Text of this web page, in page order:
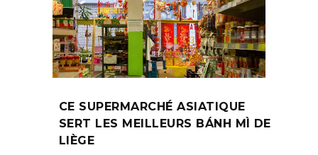
CE SUPERMARCHÉ ASIATIQUE
SERT LES MEILLEURS BÁNH MÌ DE
LIÈGE